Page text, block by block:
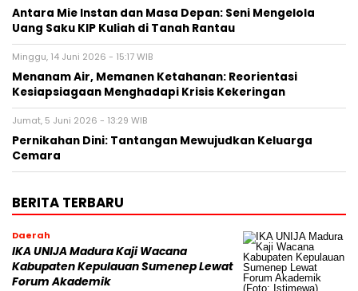
Antara Mie Instan dan Masa Depan: Seni Mengelola
Uang Saku KIP Kuliah di Tanah Rantau
Minggu, 14 Juni 2026 - 15:17 WIB
Menanam Air, Memanen Ketahanan: Reorientasi
Kesiapsiagaan Menghadapi Krisis Kekeringan
Jumat, 5 Juni 2026 - 13:29 WIB
Pernikahan Dini: Tantangan Mewujudkan Keluarga
Cemara
BERITA TERBARU
Daerah
IKA UNIJA Madura Kaji Wacana
Kabupaten Kepulauan Sumenep Lewat
Forum Akademik